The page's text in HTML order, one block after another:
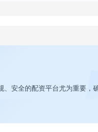
安全的配资平台尤为重要，